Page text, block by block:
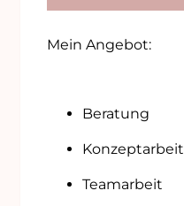
Mein Angebot:
Beratung
Konzeptarbeit
Teamarbeit